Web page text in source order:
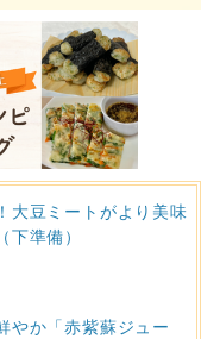
大豆ミートがより美味
下準備）
やか「赤紫蘇ジュー